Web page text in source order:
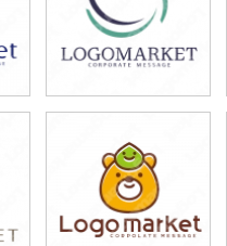
39,800円
(税込43,780円)